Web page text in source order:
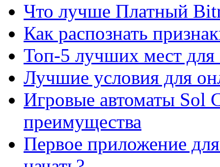
Что лучше Платный
Как распознать
Топ-5 лучших мест для
Лучшие условия для
Игровые автоматы Sol
преимущества
Первое приложение